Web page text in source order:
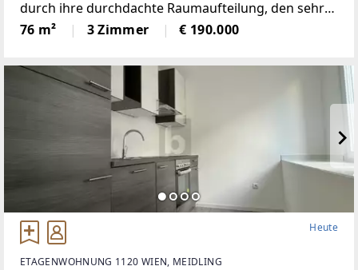
durch ihre durchdachte Raumaufteilung, den sehr
guten Zustand sowie eine sehr zentrale Lage. Das
großzügige Wohnzimmer, ein Schlafzimmer sowie
76 m² 3 Zimmer € 190.000
Heute
ETAGENWOHNUNG 1120 WIEN, MEIDLING